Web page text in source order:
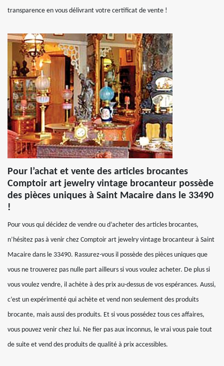
transparence en vous délivrant votre certificat de vente !
Pour l’achat et vente des articles brocantes
Comptoir art jewelry vintage brocanteur possède
des pièces uniques à Saint Macaire dans le 33490
!
Pour vous qui décidez de vendre ou d’acheter des articles brocantes,
n’hésitez pas à venir chez Comptoir art jewelry vintage brocanteur à Saint
Macaire dans le 33490. Rassurez-vous il possède des pièces uniques que
vous ne trouverez pas nulle part ailleurs si vous voulez acheter. De plus si
vous voulez vendre, il achète à des prix au-dessus de vos espérances. Aussi,
c’est un expérimenté qui achète et vend non seulement des produits
brocante, mais aussi des produits. Et si vous possédez tous ces affaires,
vous pouvez venir chez lui. Ne fier pas aux inconnus, le vrai vous paie tout
de suite et vend des produits de qualité à prix accessibles.